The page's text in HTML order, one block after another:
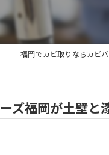
福岡でカビ取りならカビ
ズ福岡が土壁と